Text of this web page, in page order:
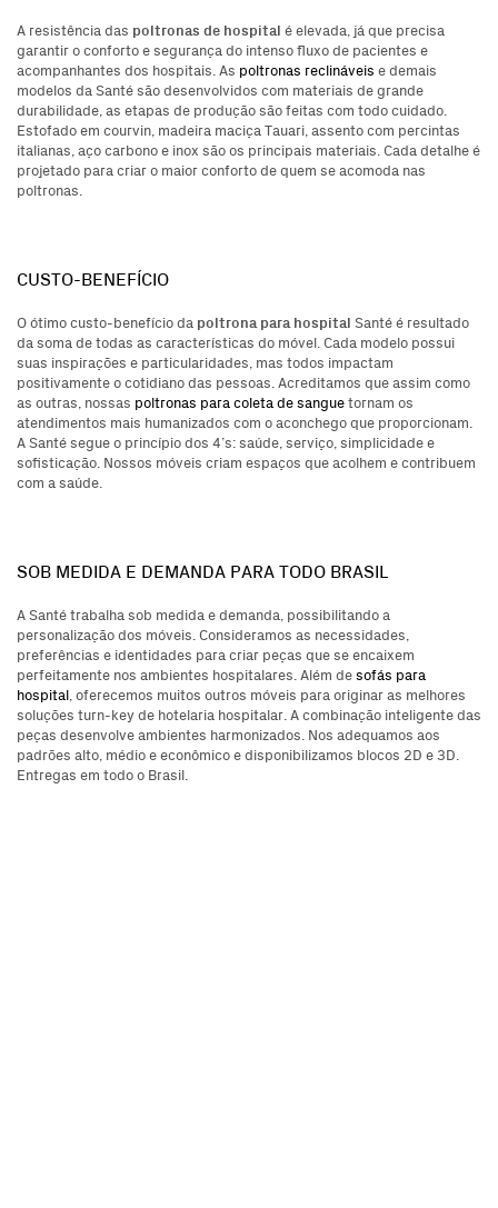
A resistência das poltronas de hospital é elevada, já que precisa
garantir o conforto e segurança do intenso fluxo de pacientes e
acompanhantes dos hospitais. As poltronas reclináveis e demais
modelos da Santé são desenvolvidos com materiais de grande
durabilidade, as etapas de produção são feitas com todo cuidado.
Estofado em courvin, madeira maciça Tauari, assento com percintas
italianas, aço carbono e inox são os principais materiais. Cada detalhe é
projetado para criar o maior conforto de quem se acomoda nas
poltronas.
CUSTO-BENEFÍCIO
O ótimo custo-benefício da poltrona para hospital Santé é resultado
da soma de todas as características do móvel. Cada modelo possui
suas inspirações e particularidades, mas todos impactam
positivamente o cotidiano das pessoas. Acreditamos que assim como
as outras, nossas poltronas para coleta de sangue tornam os
atendimentos mais humanizados com o aconchego que proporcionam.
A Santé segue o princípio dos 4’s: saúde, serviço, simplicidade e
sofisticação. Nossos móveis criam espaços que acolhem e contribuem
com a saúde.
SOB MEDIDA E DEMANDA PARA TODO BRASIL
A Santé trabalha sob medida e demanda, possibilitando a
personalização dos móveis. Consideramos as necessidades,
preferências e identidades para criar peças que se encaixem
perfeitamente nos ambientes hospitalares. Além de sofás para
hospital , oferecemos muitos outros móveis para originar as melhores
soluções turn-key de hotelaria hospitalar. A combinação inteligente das
peças desenvolve ambientes harmonizados. Nos adequamos aos
padrões alto, médio e econômico e disponibilizamos blocos 2D e 3D.
Entregas em todo o Brasil.